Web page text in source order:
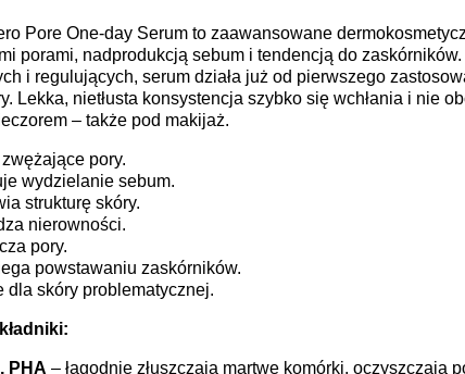
Pore One-day Serum to zaawansowane
porami, nadprodukcją sebum i tendencją do
i regulujących, serum działa już od pierwszego
Lekka, nietłusta konsystencja szybko się wchłania i nie
– także pod makijaż.
pory.
wydzielanie sebum.
strukturę skóry.
nierowności.
pory.
powstawaniu zaskórników.
dla skóry problematycznej.
PHA – łagodnie złuszczają martwe komórki, oczyszczają